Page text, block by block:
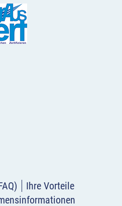
Ihre Vorteile